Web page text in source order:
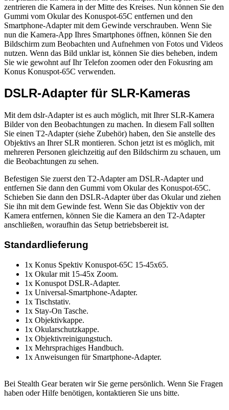
zentrieren die Kamera in der Mitte des Kreises. Nun können Sie den
Gummi vom Okular des Konuspot-65C entfernen und den
Smartphone-Adapter mit dem Gewinde verschrauben. Wenn Sie
nun die Kamera-App Ihres Smartphones öffnen, können Sie den
Bildschirm zum Beobachten und Aufnehmen von Fotos und Videos
nutzen. Wenn das Bild unklar ist, können Sie dies beheben, indem
Sie wie gewohnt auf Ihr Telefon zoomen oder den Fokusring am
Konus Konuspot-65C verwenden.
DSLR-Adapter für SLR-Kameras
Mit dem dslr-Adapter ist es auch möglich, mit Ihrer SLR-Kamera
Bilder von den Beobachtungen zu machen. In diesem Fall sollten
Sie einen T2-Adapter (siehe Zubehör) haben, den Sie anstelle des
Objektivs an Ihrer SLR montieren. Schon jetzt ist es möglich, mit
mehreren Personen gleichzeitig auf den Bildschirm zu schauen, um
die Beobachtungen zu sehen.
Befestigen Sie zuerst den T2-Adapter am DSLR-Adapter und
entfernen Sie dann den Gummi vom Okular des Konuspot-65C.
Schieben Sie dann den DSLR-Adapter über das Okular und ziehen
Sie ihn mit dem Gewinde fest. Wenn Sie das Objektiv von der
Kamera entfernen, können Sie die Kamera an den T2-Adapter
anschließen, woraufhin das Setup betriebsbereit ist.
Standardlieferung
1x Konus Spektiv Konuspot-65C 15-45x65.
1x Okular mit 15-45x Zoom.
1x Konuspot DSLR-Adapter.
1x Universal-Smartphone-Adapter.
1x Tischstativ.
1x Stay-On Tasche.
1x Objektivkappe.
1x Okularschutzkappe.
1x Objektivreinigungstuch.
1x Mehrsprachiges Handbuch.
1x Anweisungen für Smartphone-Adapter.
Bei Stealth Gear beraten wir Sie gerne persönlich. Wenn Sie Fragen
haben oder Hilfe benötigen, kontaktieren Sie uns bitte.